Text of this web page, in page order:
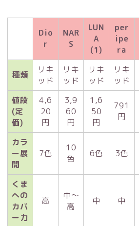
Dio
r
NAR
S
LUN
A
(1)
per
ipe
ra
種類
リキ
ッド
リキ
ッド
リキ
ッド
リキ
ッド
値段
(定
価)
4,6
20
円
3,9
60
円
1,6
50
円
791
円
カラ
ー展
開
7色
10
色
6色 3色
くま
への
カバ
ー力
高
中〜
高
中 中